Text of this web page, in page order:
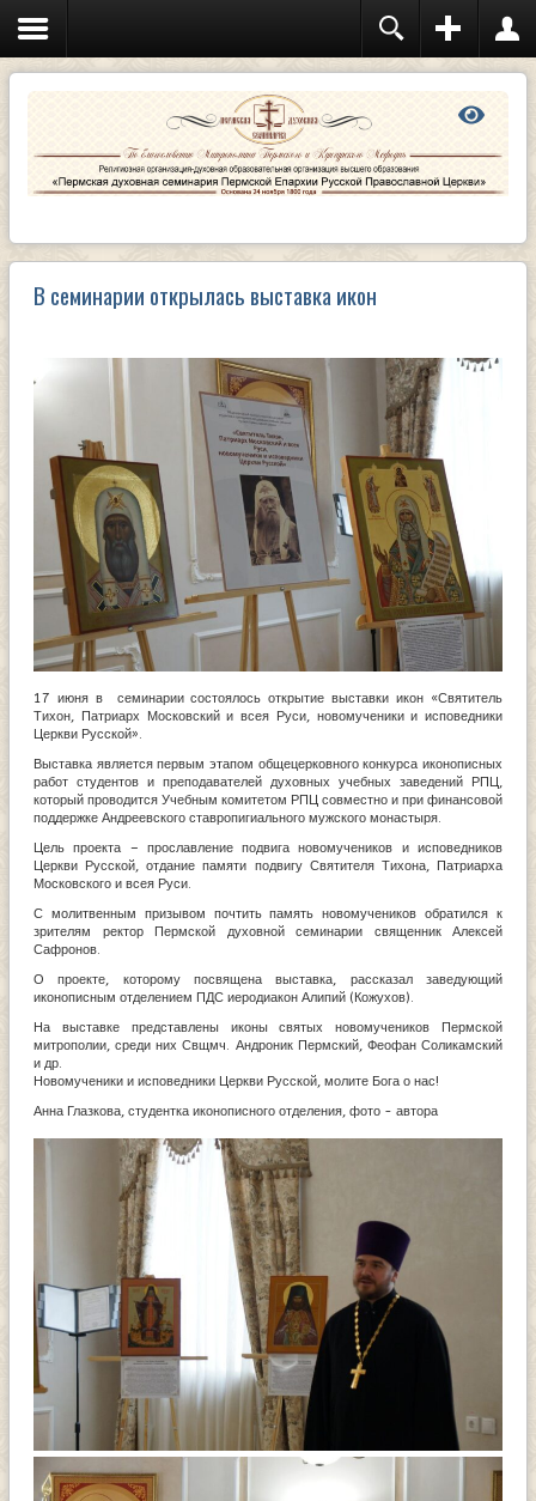
В семинарии открылась выставка икон
17 июня в семинарии состоялось открытие выставки икон «Святитель
Тихон, Патриарх Московский и всея Руси, новомученики и исповедники
Церкви Русской».
Выставка является первым этапом общецерковного конкурса иконописных
работ студентов и преподавателей духовных учебных заведений РПЦ,
который проводится Учебным комитетом РПЦ совместно и при финансовой
поддержке Андреевского ставропигиального мужского монастыря.
Цель проекта – прославление подвига новомучеников и исповедников
Церкви Русской, отдание памяти подвигу Святителя Тихона, Патриарха
Московского и всея Руси.
С молитвенным призывом почтить память новомучеников обратился к
зрителям ректор Пермской духовной семинарии священник Алексей
Сафронов.
О проекте, которому посвящена выставка, рассказал заведующий
иконописным отделением ПДС иеродиакон Алипий (Кожухов).
На выставке представлены иконы святых новомучеников Пермской
митрополии, среди них Свщмч. Андроник Пермский, Феофан Соликамский
и др.
Новомученики и исповедники Церкви Русской, молите Бога о нас!
Анна Глазкова, студентка иконописного отделения, фото - автора